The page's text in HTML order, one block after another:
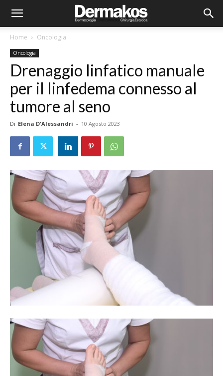
Home Oncologia
Oncologia
Drenaggio linfatico manuale
per il linfedema connesso al
tumore al seno
Di Elena D'Alessandri - 10 Agosto 2023